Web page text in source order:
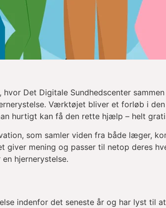
Det Digitale Sundhedscenter
Værktøjet bliver et forløb i den
hurtigt kan få den rette hjælp – helt
som samler viden fra både læger,
giver mening og passer til netop deres
hjernerystelse.
indenfor det seneste år og har lyst